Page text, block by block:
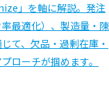
」を軸に解説。発注
最適化）、製造量・陳
て、欠品・過剰在庫・
ローチが掴めます。